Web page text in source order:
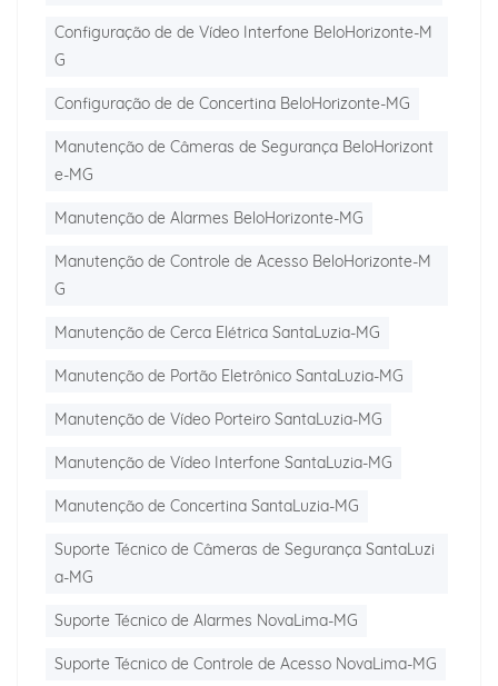
Configuração de de Vídeo Interfone BeloHorizonte-M
G
Configuração de de Concertina BeloHorizonte-MG
Manutenção de Câmeras de Segurança BeloHorizont
e-MG
Manutenção de Alarmes BeloHorizonte-MG
Manutenção de Controle de Acesso BeloHorizonte-M
G
Manutenção de Cerca Elétrica SantaLuzia-MG
Manutenção de Portão Eletrônico SantaLuzia-MG
Manutenção de Vídeo Porteiro SantaLuzia-MG
Manutenção de Vídeo Interfone SantaLuzia-MG
Manutenção de Concertina SantaLuzia-MG
Suporte Técnico de Câmeras de Segurança SantaLuzi
a-MG
Suporte Técnico de Alarmes NovaLima-MG
Suporte Técnico de Controle de Acesso NovaLima-MG